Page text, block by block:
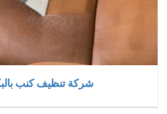
شركة تنظيف كنب